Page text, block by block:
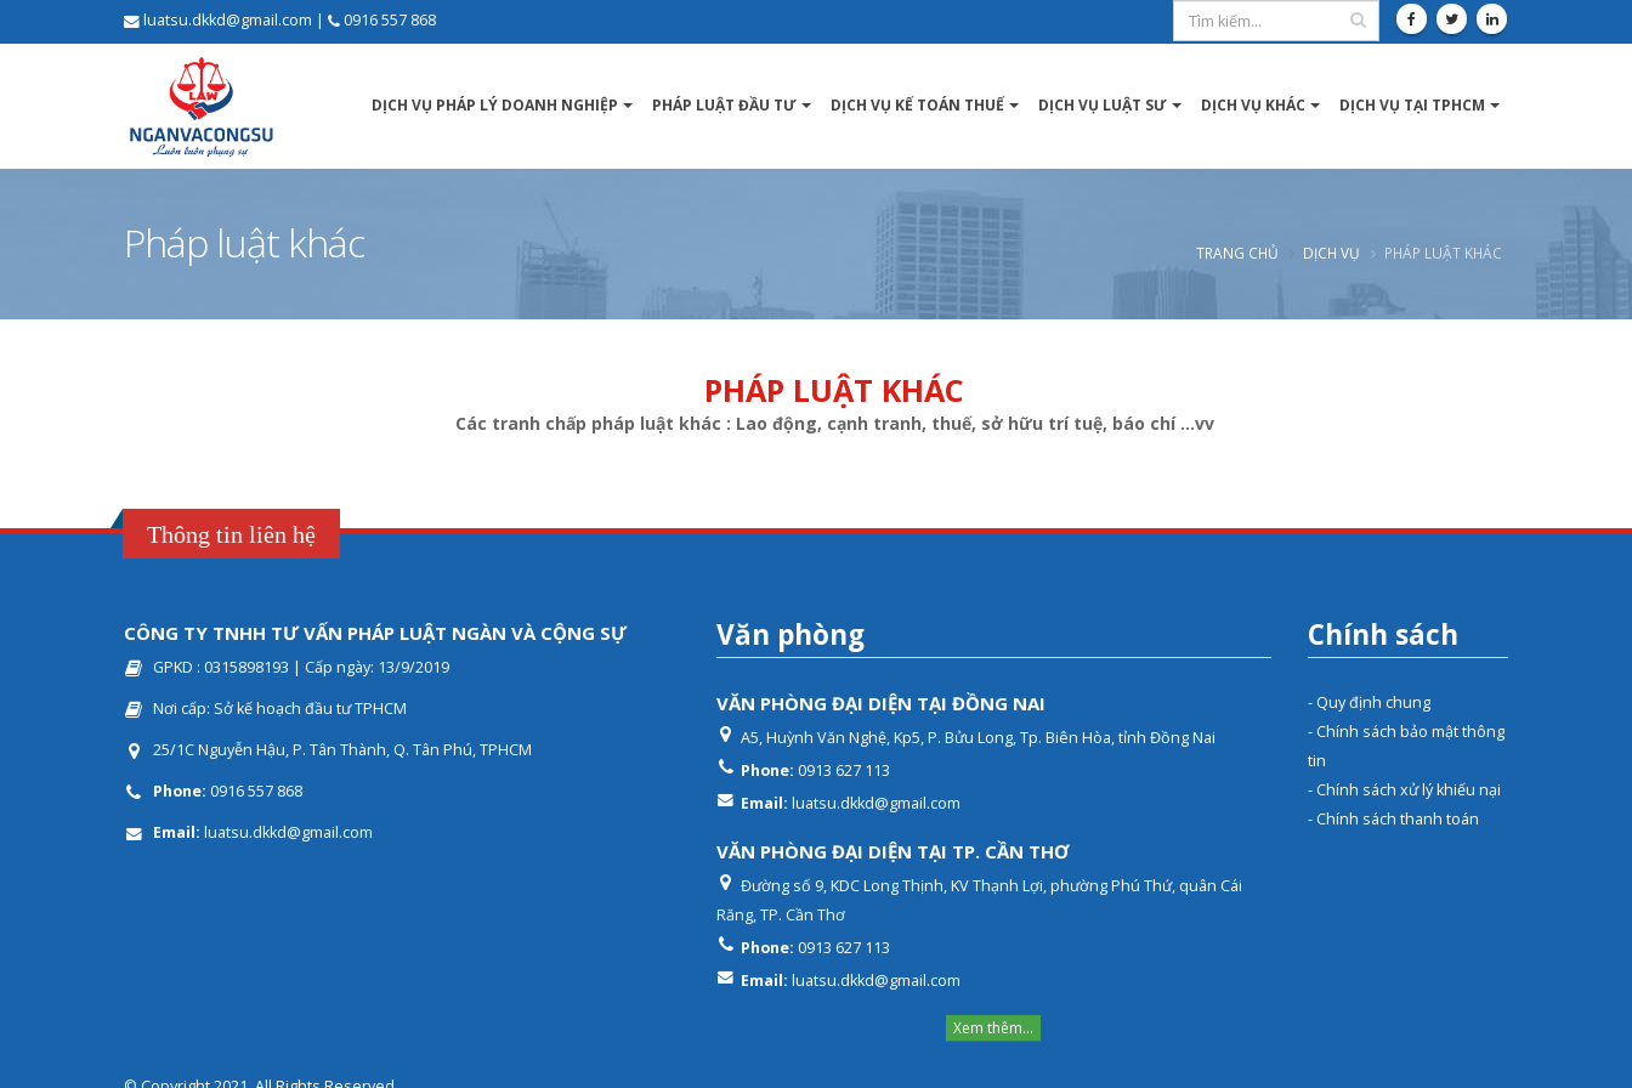
luatsu.dkkd@gmail.com | 0916 557 868
DỊCH VỤ PHÁP LÝ DOANH NGHIỆP PHÁP LUẬT ĐẦU TƯ DỊCH VỤ KẾ TOÁN THUẾ DỊCH VỤ LUẬT SƯ DỊCH VỤ KHÁC DỊCH VỤ TẠI TPHCM
Pháp luật khác TRANG CHỦ DỊCH VỤ PHÁP LUẬT KHÁC
PHÁP LUẬT KHÁC
Các tranh chấp pháp luật khác : Lao động, cạnh tranh, thuế, sở hữu trí tuệ, báo chí ...vv
Thông tin liên hệ
CÔNG TY TNHH TƯ VẤN PHÁP LUẬT NGÀN VÀ CỘNG SỰ
GPKD : 0315898193 | Cấp ngày: 13/9/2019
Nơi cấp: Sở kế hoạch đầu tư TPHCM
25/1C Nguyễn Hậu, P. Tân Thành, Q. Tân Phú, TPHCM
Phone: 0916 557 868
Email: luatsu.dkkd@gmail.com
Văn phòng
VĂN PHÒNG ĐẠI DIỆN TẠI ĐỒNG NAI
A5, Huỳnh Văn Nghệ, Kp5, P. Bửu Long, Tp. Biên Hòa, tỉnh Đồng Nai
Phone: 0913 627 113
Email: luatsu.dkkd@gmail.com
VĂN PHÒNG ĐẠI DIỆN TẠI TP. CẦN THƠ
Đường số 9, KDC Long Thịnh, KV Thạnh Lợi, phường Phú Thứ, quân Cái
Răng, TP. Cần Thơ
Phone: 0913 627 113
Email: luatsu.dkkd@gmail.com
Xem thêm...
Chính sách
- Quy định chung
- Chính sách bảo mật thông
tin
- Chính sách xử lý khiếu nại
- Chính sách thanh toán